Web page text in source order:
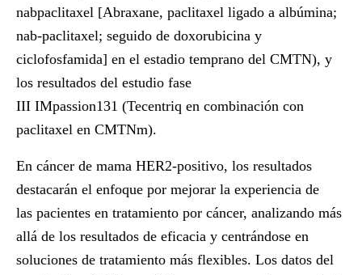
nabpaclitaxel [Abraxane, paclitaxel ligado a albúmina;
nab-paclitaxel; seguido de doxorubicina y
ciclofosfamida] en el estadio temprano del CMTN), y
los resultados del estudio fase
III IMpassion131 (Tecentriq en combinación con
paclitaxel en CMTNm).
En cáncer de mama HER2-positivo, los resultados
destacarán el enfoque por mejorar la experiencia de
las pacientes en tratamiento por cáncer, analizando más
allá de los resultados de eficacia y centrándose en
soluciones de tratamiento más flexibles. Los datos del